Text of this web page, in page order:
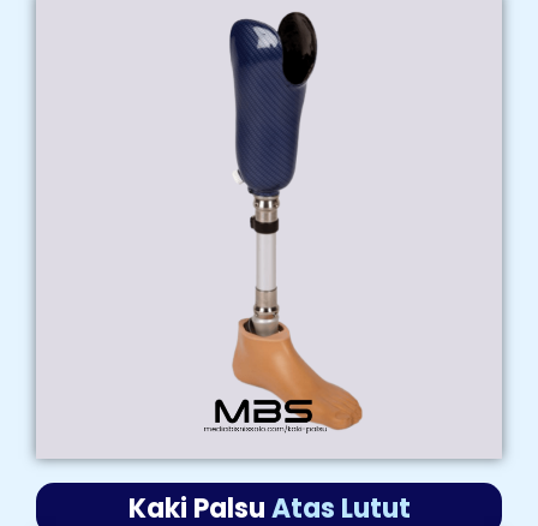
Kaki PalsuAtas Lutut